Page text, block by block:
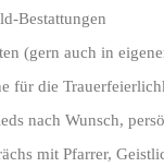
Bestattungen
(gern auch in
für die
nach Wunsch,
mit Pfarrer,